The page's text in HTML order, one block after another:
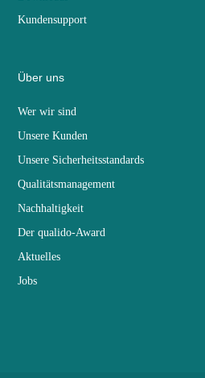
Kundensupport
Über uns
Wer wir sind
Unsere Kunden
Unsere Sicherheitsstandards
Qualitätsmanagement
Nachhaltigkeit
Der qualido-Award
Aktuelles
Jobs